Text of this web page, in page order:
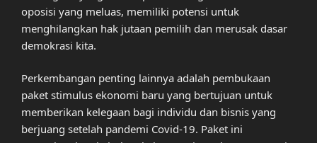
oposisi yang meluas, memiliki potensi untuk
menghilangkan hak jutaan pemilih dan merusak dasar
demokrasi kita.
Perkembangan penting lainnya adalah pembukaan
paket stimulus ekonomi baru yang bertujuan untuk
memberikan kelegaan bagi individu dan bisnis yang
berjuang setelah pandemi Covid-19. Paket ini